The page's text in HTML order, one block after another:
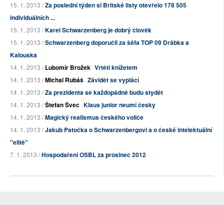
15. 1. 2013 /Za poslední týden si Britské listy otevřelo 178 505
individuálních ...
15. 1. 2013 /Karel Schwarzenberg je dobrý člověk
15. 1. 2013 /Schwarzenberg doporučil za šéfa TOP 09 Drábka a
Kalouska
14. 1. 2013 /Lubomír Brožek Vrtěti knížetem
14. 1. 2013 /Michal Rubáš Závidět se vyplácí
14. 1. 2013 /Za prezidenta se každopádně budu stydět
14. 1. 2013 /Štefan Švec Klaus junior neumí česky
14. 1. 2013 /Magický realismus českého voliče
14. 1. 2013 /Jakub Patočka o Schwarzenbergovi a o české intelektuální
"elitě"
7. 1. 2013 /Hospodaření OSBL za prosinec 2012